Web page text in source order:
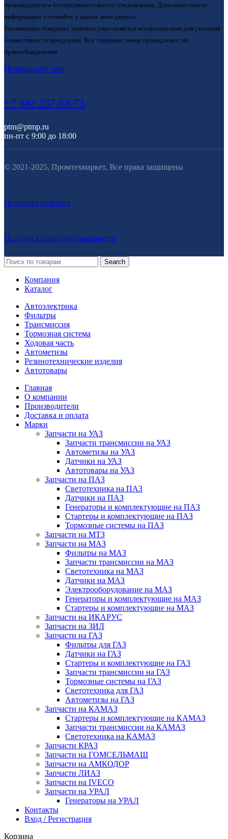
производителем без предварительного уведомления. Дополнительную
информацию уточняйте у наших менеджеров.
Упоминание товарных знаков осуществляется исключительно для указания
совместимости продукции. Все товарные знаки принадлежат их
правообладателям.
Перезвоните мне
+7 342 257-68-71
ptm@ptmp.ru
пн-пт с 9:00 до 18:00
© 2021-2025, Промтехмаркет, Все права защищены
Политика возврата
Политика конфиденциальности
Search
Компания
Каталог
Автоэлектрика
Фильтры
Трансмиссия
Тормозная система
Ходовая часть
Автометизы
Резинотехнические изделия
Автотовары
Главная
О компании
Производители
Доставка и оплата
Марки
Запчасти на УАЗ
Запчасти трансмиссии на УАЗ
Автометизы на УАЗ
Датчики на УАЗ
Автотовары на УАЗ
Запчасти на ПАЗ
Светотехника на ПАЗ
Датчики на ПАЗ
Генераторы и комплектующие на ПАЗ
Стартеры и комплектующие на ПАЗ
Тормозные системы на ПАЗ
Запчасти на МТЗ
Запчасти на МАЗ
Фильтры на МАЗ
Запчасти трансмиссии на МАЗ
Светотехника на МАЗ
Датчики на МАЗ
Электрооборудование на МАЗ
Генераторы и комплектующие на МАЗ
Стартеры и комплектующие на МАЗ
Запчасти на ИКАРУС
Запчасти на ЗИЛ
Запчасти на ГАЗ
Фильтры для ГАЗ
Датчики на ГАЗ
Стартеры и комплектующие на ГАЗ
Запчасти трансмиссии на ГАЗ
Тормозные системы на ГАЗ
Светотехника для ГАЗ
Автометизы на ГАЗ
Запчасти на КАМАЗ
Стартеры и комплектующие на КАМАЗ
Запчасти трансмиссии на КАМАЗ
Светотехника на КАМАЗ
Запчасти КРАЗ
Запчасти на ГОМСЕЛЬМАШ
Запчасти на АМКОДОР
Запчасти ЛИАЗ
Запчасти на IVECO
Запчасти на УРАЛ
Генераторы на УРАЛ
Контакты
Вход / Регистрация
Корзина